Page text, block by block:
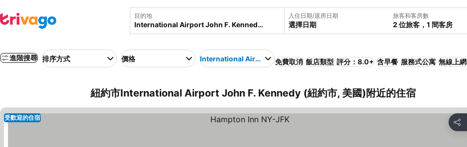
目的地 入住日期/退房日期
選擇日期
旅客和客房數
2 位旅客，1 間客房
進階搜尋 排序方式 價格 International Airport John F. Kennedy
免費取消 飯店類型 評分：8.0+ 含早餐 服務式公寓 無線上網
紐約市International Airport John F. Kennedy (紐約市, 美國)附近的住宿
分享
受歡迎的住宿